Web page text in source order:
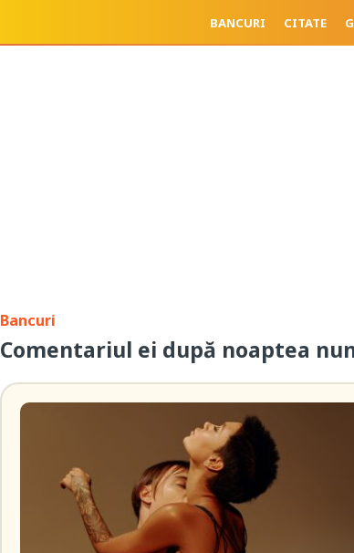
BANCURI CITATE
Bancuri
Comentariul ei după noaptea